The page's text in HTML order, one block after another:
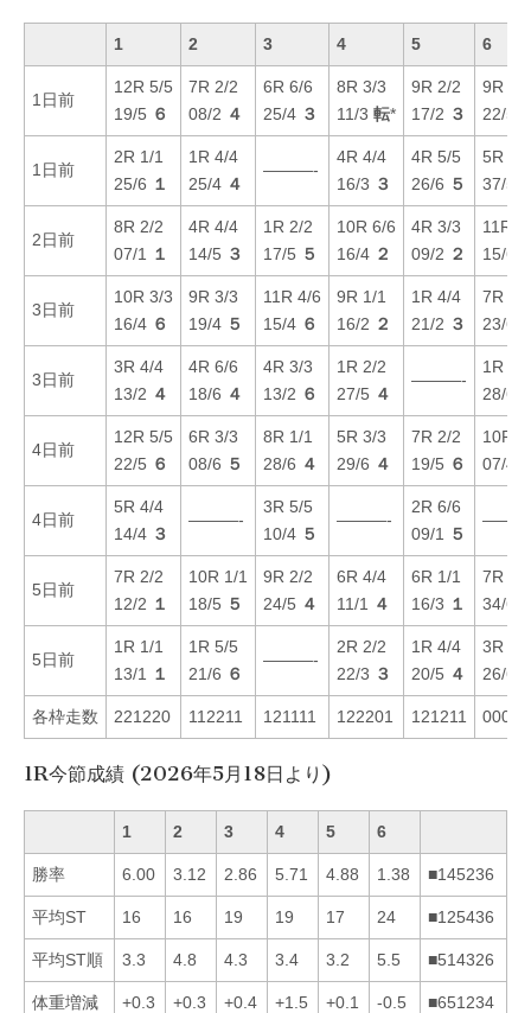
1 2 3 4 5 6
1日前
12R 5/5
19/5 ６
7R 2/2
08/2 ４
6R 6/6
25/4 ３
8R 3/3
11/3 転*
9R 2/2
17/2 ３
9R 5/5
22/5
1日前
2R 1/1
25/6 １
1R 4/4
25/4 ４
———-
4R 4/4
16/3 ３
4R 5/5
26/6 ５
5R 6/6
37/5
2日前
8R 2/2
07/1
１
4R 4/4
14/5 ３
1R 2/2
17/5 ５
10R 6/6
16/4 ２
4R 3/3
09/2 ２
11R
15/6
3日前
10R 3/3
16/4 ６
9R 3/3
19/4 ５
11R 4/6
15/4 ６
9R 1/1
16/2 ２
1R 4/4
21/2 ３
7R 5/5
23/6
3日前
3R 4/4
13/2 ４
4R 6/6
18/6 ４
4R 3/3
13/2 ６
1R 2/2
27/5 ４
———-
1R 6/6
28/6
4日前
12R 5/5
22/5 ６
6R 3/3
08/6 ５
8R 1/1
28/6 ４
5R 3/3
29/6 ４
7R 2/2
19/5 ６
10R
07/4
4日前
5R 4/4
14/4 ３
———-
3R 5/5
10/4 ５
———-
2R 6/6
09/1
５
5日前
7R 2/2
12/2 １
10R 1/1
18/5 ５
9R 2/2
24/5 ４
6R 4/4
11/1
４
6R 1/1
16/3 １
7R 5/5
34/6
5日前
1R 1/1
13/1
１
1R 5/5
21/6 ６
———-
2R 2/2
22/3 ３
1R 4/4
20/5 ４
3R 6/6
26/6
各枠走数 221220 112211 121111 122201 121211
1R今節成績 (2026年5月18日より)
1 2 3 4 5 6
勝率 6.00 3.12 2.86 5.71 4.88 1.38 ■145236
平均ST 16 16 19 19 17 24 ■125436
平均ST順 3.3 4.8 4.3 3.4 3.2 5.5 ■514326
体重増減 +0.3 +0.3 +0.4 +1.5 +0.1 -0.5 ■651234